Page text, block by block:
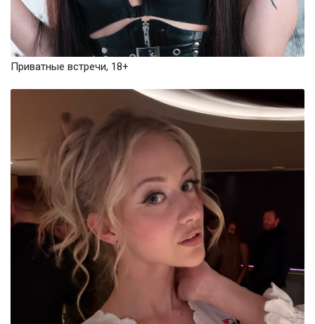
Приватные встречи, 18+